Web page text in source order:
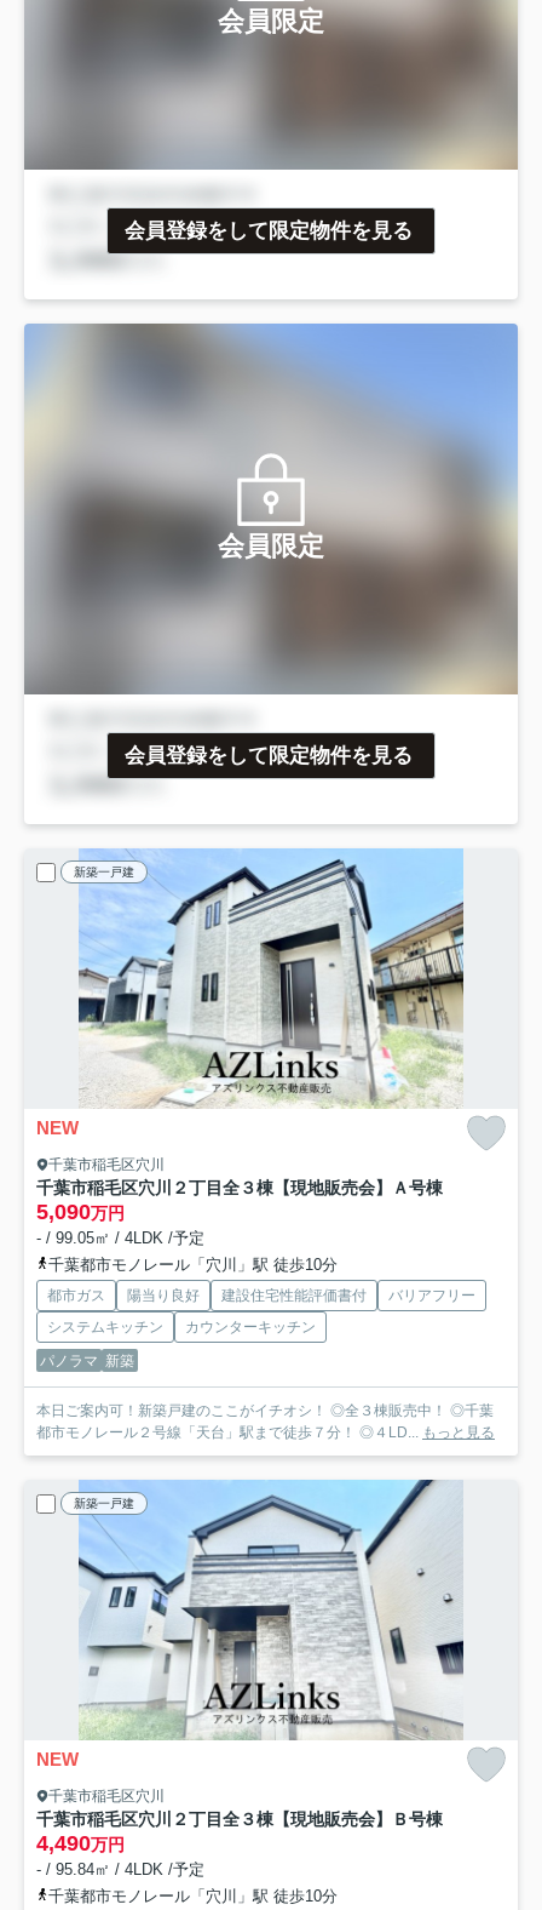
会員限定
会員登録をして限定物件を見る
会員限定
会員登録をして限定物件を見る
新築一戸建
NEW
千葉市稲毛区穴川
千葉市稲毛区穴川２丁目全３棟【現地販売会】 Ａ号棟
5,090万円
- / 99.05㎡ / 4LDK /予定
千葉都市モノレール「穴川」駅 徒歩10分
都市ガス 陽当り良好 建設住宅性能評価書付
バリアフリー
システムキッチン
カウンターキッチン
パノラマ 新築
本日ご案内可！新築戸建のここがイチオシ！ ◎全３棟販売中！ ◎千葉
都市モノレール２号線「天台」駅まで徒歩７分！ ◎４LD... もっと見る
新築一戸建
NEW
千葉市稲毛区穴川
千葉市稲毛区穴川２丁目全３棟【現地販売会】 Ｂ号棟
4,490万円
- / 95.84㎡ / 4LDK /予定
千葉都市モノレール「穴川」駅 徒歩10分